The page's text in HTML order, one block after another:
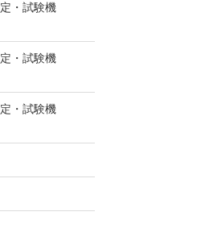
・試験機
・試験機
・試験機